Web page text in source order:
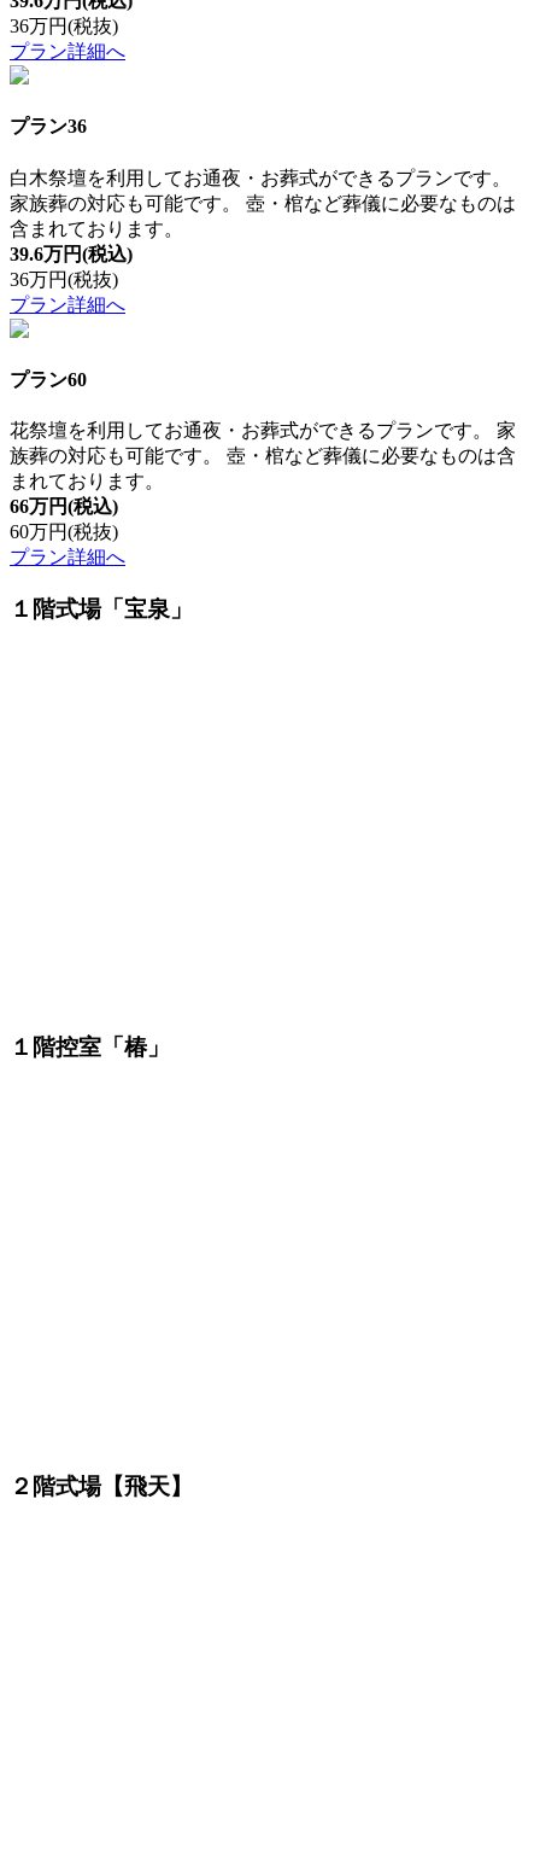
36万円(税抜)
プラン詳細へ
プラン36
白木祭壇を利用してお通夜・お葬式ができるプランです。
家族葬の対応も可能です。 壺・棺など葬儀に必要なものは
含まれております。
39.6万円(税込)
36万円(税抜)
プラン詳細へ
プラン60
花祭壇を利用してお通夜・お葬式ができるプランです。 家
族葬の対応も可能です。 壺・棺など葬儀に必要なものは含
まれております。
66万円(税込)
60万円(税抜)
プラン詳細へ
１階式場「宝泉」
１階控室「椿」
２階式場【飛天】